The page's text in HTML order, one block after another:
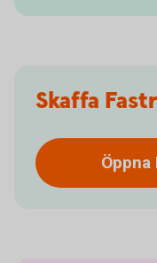
Skaffa
Öppna